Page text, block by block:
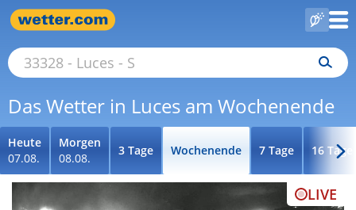
Das Wetter in Luces am Wochenende
Heute
07.08.
Morgen
08.08.
3 Tage Wochenende 7 Tage 16 Tage
LIVE